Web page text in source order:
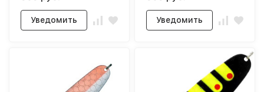
Уведомить Уведомить